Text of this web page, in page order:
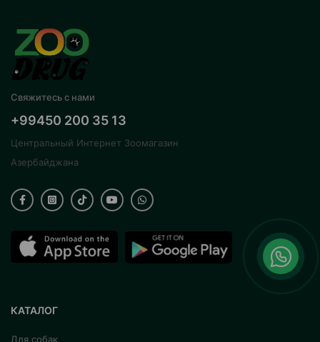
Свяжитесь с нами
+99450 200 35 13
Центральный Интернет Зоомагазин
Азербайджана
КАТАЛОГ
Для собак